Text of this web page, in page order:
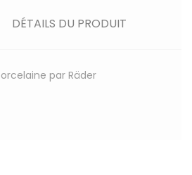
DÉTAILS DU PRODUIT
par Räder